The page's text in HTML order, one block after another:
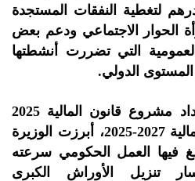
14 مليار درهم لتغطية النفقات المستجدة
الحوار الاجتماعي ودعم بعض
التي تضررت أنشطتها
الدولي.
وعلاقة بالإطار العام لإعداد مشروع قانون المالية 2025
والبرمجة الميزانياتية الإجمالية 2027-2025، أبرزت الوزيرة
فيها العمل الحكومي سرعته
تنزيل الأوراش الكبرى